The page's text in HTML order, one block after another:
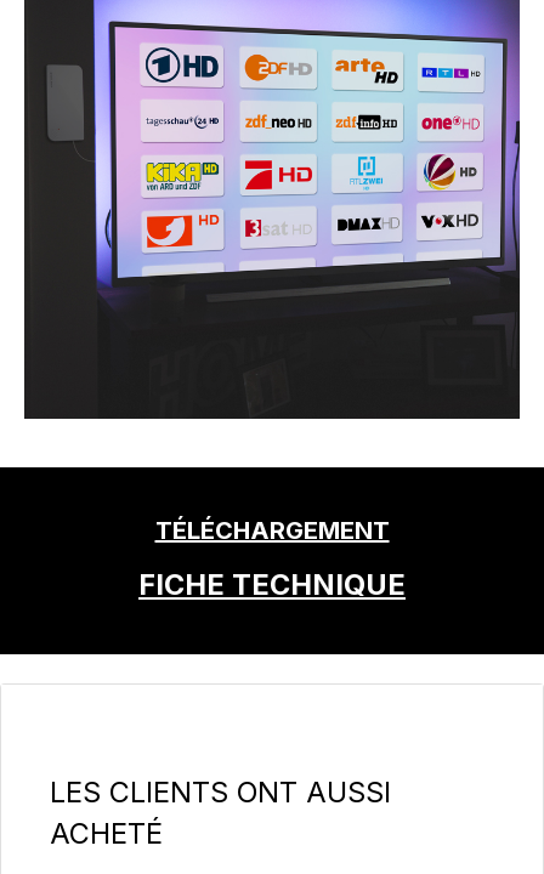
TÉLÉCHARGEMENT
FICHE TECHNIQUE
Ignorer la galerie de produits
LES CLIENTS ONT AUSSI
ACHETÉ